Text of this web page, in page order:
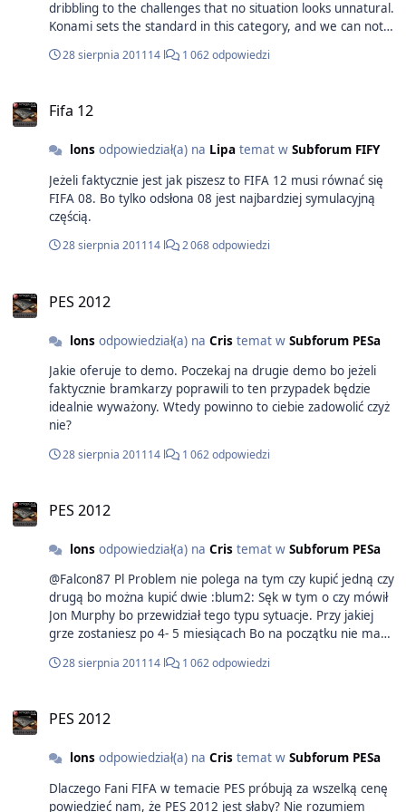
dribbling to the challenges that no situation looks unnatural.
Konami sets the standard in this category, and we can not
game before. It gives the experience another layer of
sometimes situations where a player seemed unsure how
system remains to be done a little work, but this is typically
28 sierpnia 201114 l 1 062 odpowiedzi
Fifa 12
lonsodpowiedział(a) na Lipatemat w Subforum FIFY
Jeżeli faktycznie jest jak piszesz to FIFA 12 musi równać się
FIFA 08. Bo tylko odsłona 08 jest najbardziej symulacyjną
częścią.
28 sierpnia 201114 l 2 068 odpowiedzi
PES 2012
lonsodpowiedział(a) na Cristemat w Subforum PESa
Jakie oferuje to demo. Poczekaj na drugie demo bo jeżeli
faktycznie bramkarzy poprawili to ten przypadek będzie
idealnie wyważony. Wtedy powinno to ciebie zadowolić czyż
nie?
28 sierpnia 201114 l 1 062 odpowiedzi
PES 2012
lonsodpowiedział(a) na Cristemat w Subforum PESa
@Falcon87 Pl Problem nie polega na tym czy kupić jedną czy
drugą bo można kupić dwie :blum2: Sęk w tym o czy mówił
Jon Murphy bo przewidział tego typu sytuacje. Przy jakiej
grze zostaniesz po 4- 5 miesiącach Bo na początku nie mam
Zobaczymy kiedy podnieta minie pewnymi rzeczami i
28 sierpnia 201114 l 1 062 odpowiedzi
PES 2012
lonsodpowiedział(a) na Cristemat w Subforum PESa
Dlaczego Fani FIFA w temacie PES próbują za wszelką cenę
powiedzieć nam, że PES 2012 jest słaby? Nie rozumiem